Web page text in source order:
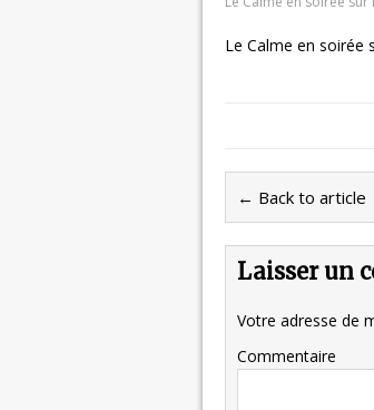
Le Calme en soirée
← Back to article
Laisser un
Votre adresse de
Commentaire